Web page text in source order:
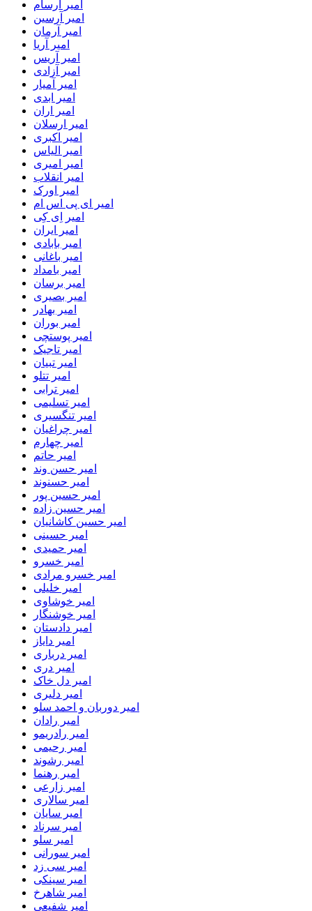
امیر آرسام
امیر آرسین
امیر آرمان
امیر آریا
امیر آریس
امیر آزادی
امیر آمیار
امیر ابدی
امیر اران
امیر ارسلان
امیر اکبری
امیر الیاس
امیر امیری
امیر انقلاب
امیر اورک
امیر ای پی اس ام
امیر اِی کِی
امیر ایران
امیر بابادی
امیر باغانی
امیر بامداد
امیر برسان
امیر بصیری
امیر بهادر
امیر بوران
امیر پوستچی
امیر تاجیک
امیر تبیان
امیر تتلو
امیر ترابی
امیر تسلیمی
امیر تنگسیری
امیر چراغیان
امیر چهارم
امیر حاتم
امیر حسن وند
امیر حسنوند
امیر حسین پور
امیر حسین زاده
امیر حسین کاشانیان
امیر حسینی
امیر حمیدی
امیر خسرو
امیر خسرو مرادی
امیر خلیلی
امیر خوشاوی
امیر خوشنگار
امیر دادستان
امیر دایاز
امیر درباری
امیر دری
امیر دل خاک
امیر دلیری
امیر دوربان و احمد سلو
امیر رادان
امیر رادریمو
امیر رحیمی
امیر رشوند
امیر رهنما
امیر زارعی
امیر سالاری
امیر سایان
امیر سرناد
امیر سلو
امیر سورانی
امیر سی زد
امیر سینکی
امیر شاهرخ
امیر شفیعی